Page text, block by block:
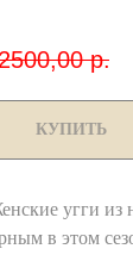
р.
КУПИТЬ
угги из
в этом